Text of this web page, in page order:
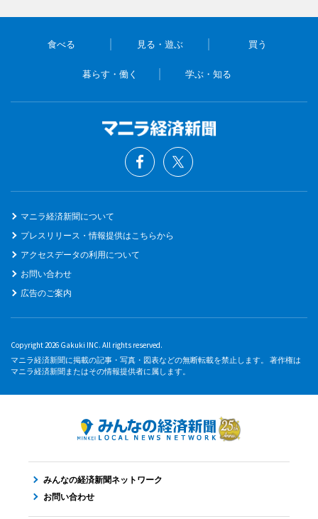
食べる 見る・遊ぶ 買う
暮らす・働く 学ぶ・知る
マニラ経済新聞について
プレスリリース・情報提供はこちらから
アクセスデータの利用について
お問い合わせ
広告のご案内
Copyright 2026 Gakuki INC. All rights reserved.
マニラ経済新聞に掲載の記事・写真・図表などの無断転載を禁止します。 著作権は
マニラ経済新聞またはその情報提供者に属します。
みんなの経済新聞ネットワーク
お問い合わせ